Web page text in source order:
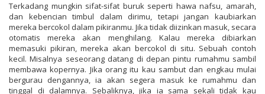
Terkadang mungkin sifat-sifat buruk seperti hawa nafsu, amarah,
dan kebencian timbul dalam dirimu, tetapi jangan kaubiarkan
mereka bercokol dalam pikiranmu. Jika tidak diizinkan masuk, secara
otomatis mereka akan menghilang. Kalau mereka dibiarkan
memasuki pikiran, mereka akan bercokol di situ. Sebuah contoh
kecil. Misalnya seseorang datang di depan pintu rumahmu sambil
membawa kopernya. Jika orang itu kau sambut dan engkau mulai
bergurau dengannya, ia akan segera masuk ke rumahmu dan
tinggal di dalamnya. Sebaliknya, jika ia sama sekali tidak kau